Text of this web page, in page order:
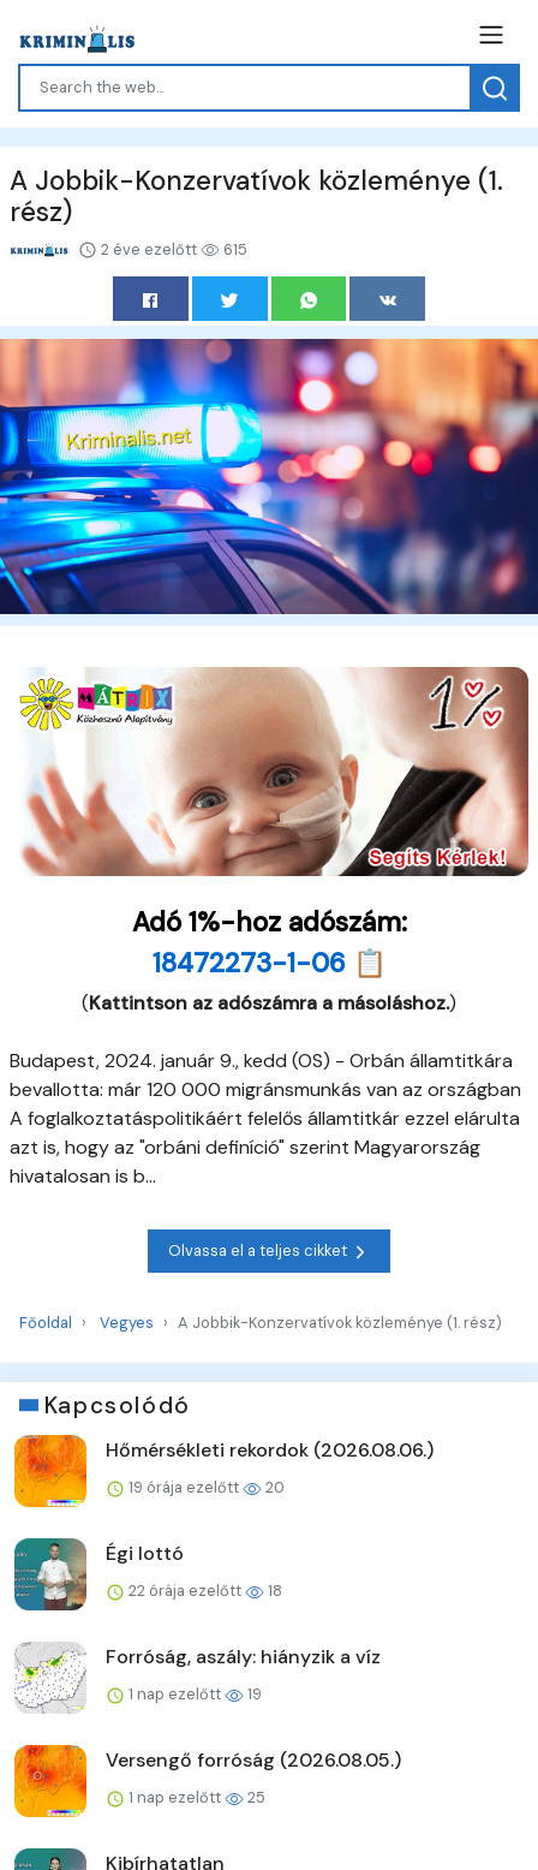
A Jobbik-Konzervatívok közleménye (1.
rész)
2 éve ezelőtt 615
Adó 1%-hoz adószám:
18472273-1-06 📋
(Kattintson az adószámra a másoláshoz.)
Budapest, 2024. január 9., kedd (OS) - Orbán államtitkára
bevallotta: már 120 000 migránsmunkás van az országban
A foglalkoztatáspolitikáért felelős államtitkár ezzel elárulta
azt is, hogy az "orbáni definíció" szerint Magyarország
hivatalosan is b...
Olvassa el a teljes cikket
Főoldal Vegyes A Jobbik-Konzervatívok közleménye (1. rész)
Kapcsolódó
Hőmérsékleti rekordok (2026.08.06.)
19 órája ezelőtt 20
Égi lottó
22 órája ezelőtt 18
Forróság, aszály: hiányzik a víz
1 nap ezelőtt 19
Versengő forróság (2026.08.05.)
1 nap ezelőtt 25
Kibírhatatlan